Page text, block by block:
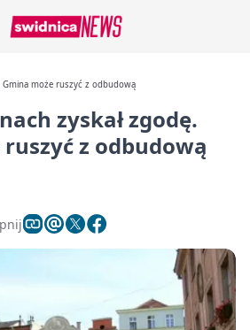
Gmina może ruszyć z odbudową
zyskał zgodę.
z odbudową